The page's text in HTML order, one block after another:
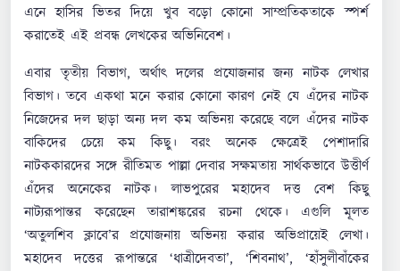
এনে হাসির ভিতর দিয়ে খুব বড়ো কোনো সাম্প্রতিকতাকে স্পর্শ
করাতেই এই প্রবন্ধ লেখকের অভিনিবেশ।
এবার তৃতীয় বিভাগ, অর্থাৎ দলের প্রযোজনার জন্য নাটক লেখার
বিভাগ। তবে একথা মনে করার কোনো কারণ নেই যে এঁদের নাটক
নিজেদের দল ছাড়া অন্য দল কম অভিনয় করেছে বলে এঁদের নাটক
বাকিদের চেয়ে কম কিছু। বরং অনেক ক্ষেত্রেই পেশাদারি
নাটককারদের সঙ্গে রীতিমত পাল্লা দেবার সক্ষমতায় সার্থকভাবে উত্তীর্ণ
এঁদের অনেকের নাটক। লাভপুরের মহাদেব দত্ত বেশ কিছু
নাট্যরূপান্তর করেছেন তারাশঙ্করের রচনা থেকে। এগুলি মূলত
‘অতুলশিব ক্লাবে’র প্রযোজনায় অভিনয় করার অভিপ্রায়েই লেখা।
মহাদেব দত্তের রূপান্তরে ‘ধাত্রীদেবতা’, ‘শিবনাথ’, ‘হাঁসুলীবাঁকের